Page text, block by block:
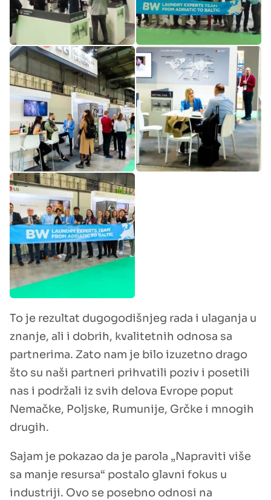
To je rezultat dugogodišnjeg rada i ulaganja u
znanje, ali i dobrih, kvalitetnih odnosa sa
partnerima. Zato nam je bilo izuzetno drago
što su naši partneri prihvatili poziv i posetili
nas i podržali iz svih delova Evrope poput
Nemačke, Poljske, Rumunije, Grčke i mnogih
drugih.
Sajam je pokazao da je parola „Napraviti više
sa manje resursa“ postalo glavni fokus u
industriji. Ovo se posebno odnosi na